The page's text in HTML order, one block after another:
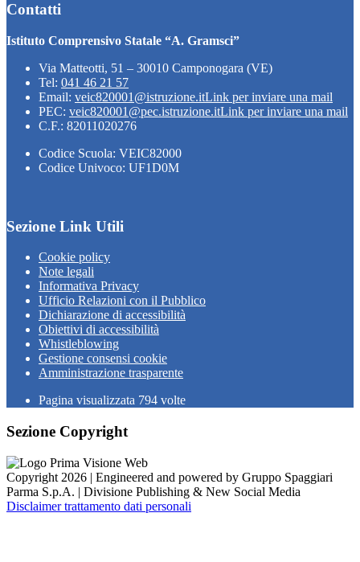
Contatti
Istituto Comprensivo Statale “A. Gramsci”
Via Matteotti, 51 – 30010 Camponogara (VE)
Tel: 041 46 21 57
Email: veic820001@istruzione.itLink per inviare una mail
PEC: veic820001@pec.istruzione.itLink per inviare una mail
C.F.: 82011020276
Codice Scuola: VEIC82000
Codice Univoco: UF1D0M
Sezione Link Utili
Cookie policy
Note legali
Informativa Privacy
Ufficio Relazioni con il Pubblico
Dichiarazione di accessibilità
Obiettivi di accessibilità
Whistleblowing
Gestione consensi cookie
Amministrazione trasparente
Pagina visualizzata 794 volte
Sezione Copyright
Copyright 2026 | Engineered and powered by Gruppo Spaggiari
Parma S.p.A. | Divisione Publishing & New Social Media
Disclaimer trattamento dati personali